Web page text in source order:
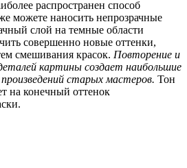
распространен способ
можете наносить непрозрачные
слой на темные области
совершенно новые оттенки,
смешивания красок. Повторение и
картины создает наибольшие
старых мастеров. Тон
на конечный оттенок